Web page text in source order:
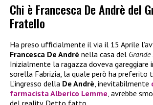
Chi è Francesca De Andrè del
Fratello
Ha preso ufficialmente il via il 15 Aprile
Francesca De Andrè nella casa del
Inizialmente la ragazza doveva gareggiare
sorella Fabrizia, la quale però ha preferito
L’ingresso della De Andrè, inevitabilmente
farmacista Alberico Lemme, avrebbe